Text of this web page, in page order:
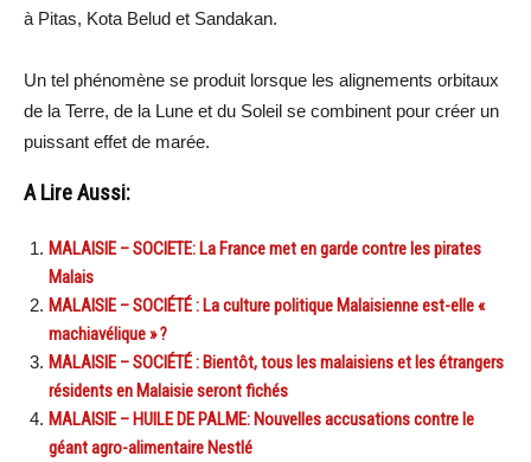
à Pitas, Kota Belud et Sandakan.
Un tel phénomène se produit lorsque les alignements orbitaux
de la Terre, de la Lune et du Soleil se combinent pour créer un
puissant effet de marée.
A Lire Aussi:
MALAISIE – SOCIETE: La France met en garde contre les pirates
Malais
MALAISIE – SOCIÉTÉ : La culture politique Malaisienne est-elle «
machiavélique » ?
MALAISIE – SOCIÉTÉ : Bientôt, tous les malaisiens et les étrangers
résidents en Malaisie seront fichés
MALAISIE – HUILE DE PALME: Nouvelles accusations contre le
géant agro-alimentaire Nestlé